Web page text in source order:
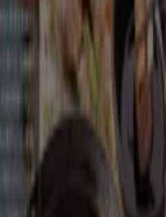
ファッション
ホームセンター&
カラオケ & エンター
車&モーターバ
クーポン、メニュ